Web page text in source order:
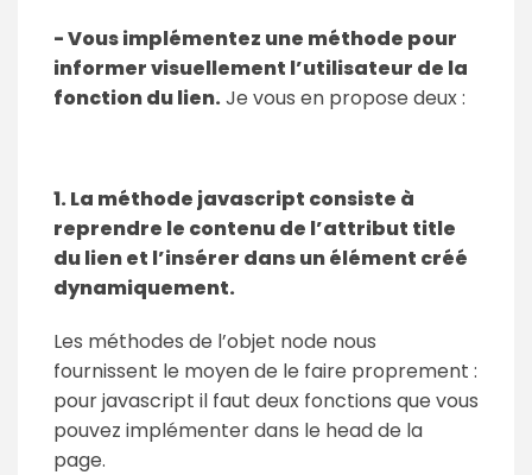
- Vous implémentez une méthode pour
informer visuellement l’utilisateur de la
fonction du lien.Je vous en propose deux :
1. La méthode javascript consiste à
reprendre le contenu de l’attribut title
du lien et l’insérer dans un élément créé
dynamiquement.
Les méthodes de l’objet node nous
fournissent le moyen de le faire proprement :
pour javascript il faut deux fonctions que vous
pouvez implémenter dans le head de la
page.